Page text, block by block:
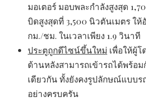
มอเตอร์ มอบพละกำลังสูงสุด
บิดสูงสุดที่ 3,500 นิวตันเมตร ให้
กม./ชม. ในเวลาเพียง 1.9 วินาที
ประตูถูกดีไซน์ขึ้นใหม่ เพื่อให้ผู้
ด้านหลังสามารถเข้ารถได้พร้อม
เดียวกัน ทั้งยังคงรูปลักษณ์แบบร
อย่างครบครัน